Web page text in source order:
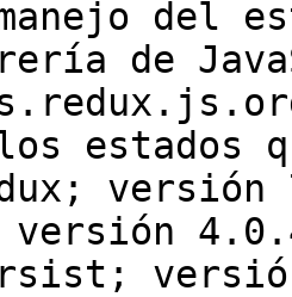
del
de
estados
versión
versión